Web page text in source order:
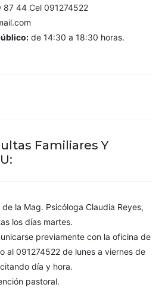
44 Cel 091274522
de 14:30 a 18:30 horas.
Familiares Y
la Mag. Psicóloga Claudia Reyes,
los días martes.
previamente con la oficina de
al 091274522 de lunes a viernes de
día y hora.
pastoral.